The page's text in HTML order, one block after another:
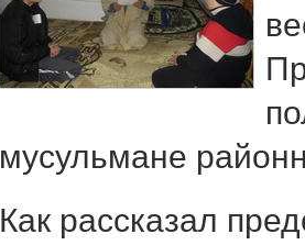
мусульмане
Как рассказал